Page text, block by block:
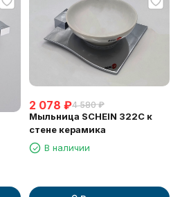
2 078 ₽4 580 ₽
Мыльница SCHEIN 322C к
стене керамика
В наличии